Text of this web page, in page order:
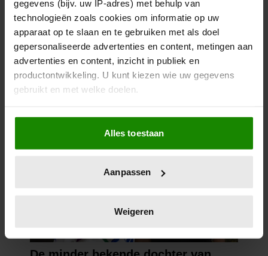
gegevens (bijv. uw IP-adres) met behulp van
technologieën zoals cookies om informatie op uw
apparaat op te slaan en te gebruiken met als doel
gepersonaliseerde advertenties en content, metingen aan
advertenties en content, inzicht in publiek en
productontwikkeling. U kunt kiezen wie uw gegevens
gebruikt en met welke doelen.
Als u het toestaat, willen we ook graag:
Informatie verzamelen over uw geografische
locatie, die tot een paar meter nauwkeurig kan zijn
scannen op specifieke eigenschappen (fingerprinting)
verwerkt en stel uw voorkeuren in het
intrekken in de Cookieverklaring.
Alles toestaan
Aanpassen
Weigeren